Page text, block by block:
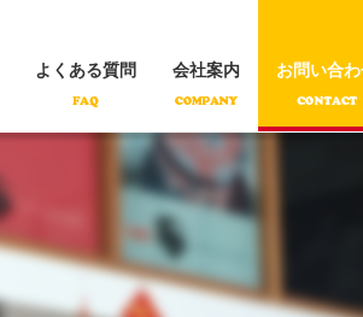
よくある質問 会社案内 お問い合